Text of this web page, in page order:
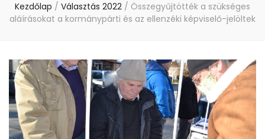
Kezdőlap / Választás 2022 / Összegyűjtötték a szükséges
aláírásokat a kormánypárti és az ellenzéki képviselő-jelöltek